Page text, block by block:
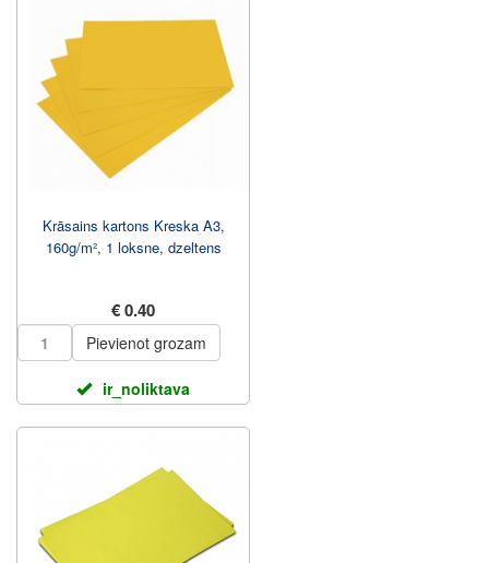
Krāsains kartons Kreska A3,
160g/m², 1 loksne, dzeltens
€ 0.40
Pievienot grozam
ir_noliktava